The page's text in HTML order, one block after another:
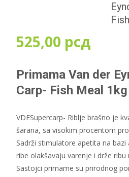
525,00 рсд
Primama Van der
Carp- Fish Meal 1kg
VDESupercarp- Riblje brašno je
šarana, sa visokim procentom
Sadrži stimulatore apetita na
ribe olakšavaju varenje i drže
Sastojci primame su prirodnog